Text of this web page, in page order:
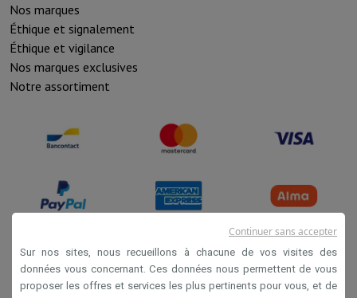
Nos marques
Éthique et signalement
Éthique et vigilance
Nos marques exclusives
Notre assortiment
Conditions de vente
Sur nos sites, nous recueillons à chacune de vos visites des
données vous concernant. Ces données nous permettent de vous
proposer les offres et services les plus pertinents pour vous, et de
Continuer sans accepter